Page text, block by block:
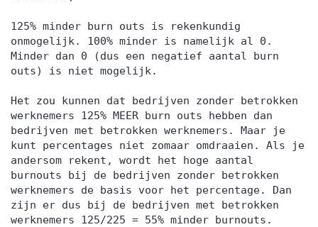
125% minder burn outs is rekenkundig
onmogelijk. 100% minder is namelijk al 0.
Minder dan 0 (dus een negatief aantal burn
outs) is niet mogelijk.
Het zou kunnen dat bedrijven zonder betrokken
werknemers 125% MEER burn outs hebben dan
bedrijven met betrokken werknemers. Maar je
kunt percentages niet zomaar omdraaien. Als je
andersom rekent, wordt het hoge aantal
burnouts bij de bedrijven zonder betrokken
werknemers de basis voor het percentage. Dan
zijn er dus bij de bedrijven met betrokken
werknemers 125/225 = 55% minder burnouts.